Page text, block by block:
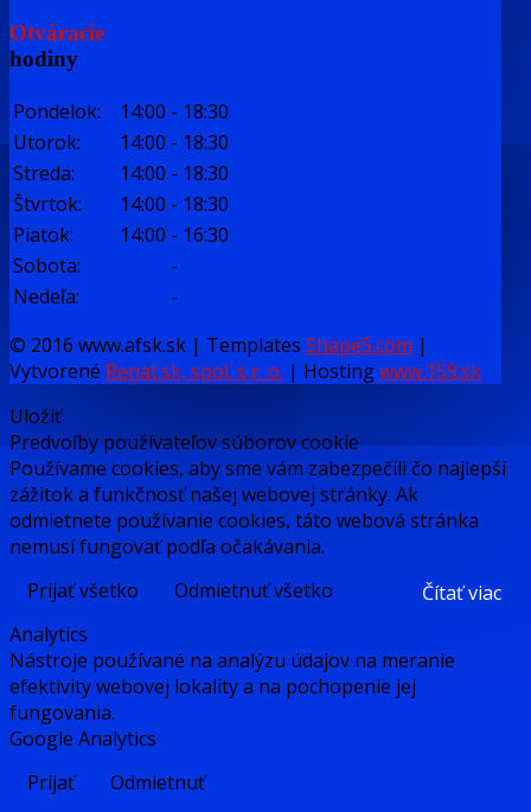
Otváracie
hodiny
Pondelok: 14:00 - 18:30
Utorok:
14:00 - 18:30
Streda:
14:00 - 18:30
Štvrtok:
14:00 - 18:30
Piatok:
14:00 - 16:30
Sobota:
-
Nedeľa:
-
© 2016 www.afsk.sk | Templates Shape5.com |
Vytvorené Renat.sk, spol. s r. o. | Hostingwww.159.sk
Uložiť
Predvoľby používateľov súborov cookie
Používame cookies, aby sme vám zabezpečili čo najlepší
zážitok a funkčnosť našej webovej stránky. Ak
odmietnete používanie cookies, táto webová stránka
nemusí fungovať podľa očakávania.
Prijať všetko
Odmietnuť všetko
Čítať viac
Analytics
Nástroje používané na analýzu údajov na meranie
efektivity webovej lokality a na pochopenie jej
fungovania.
Google Analytics
Prijať
Odmietnuť